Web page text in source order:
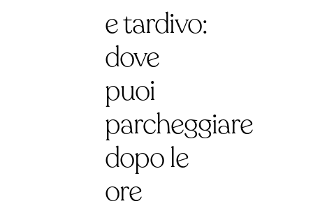
e tardivo:
dove
puoi
parcheggiare
dopo le
ore